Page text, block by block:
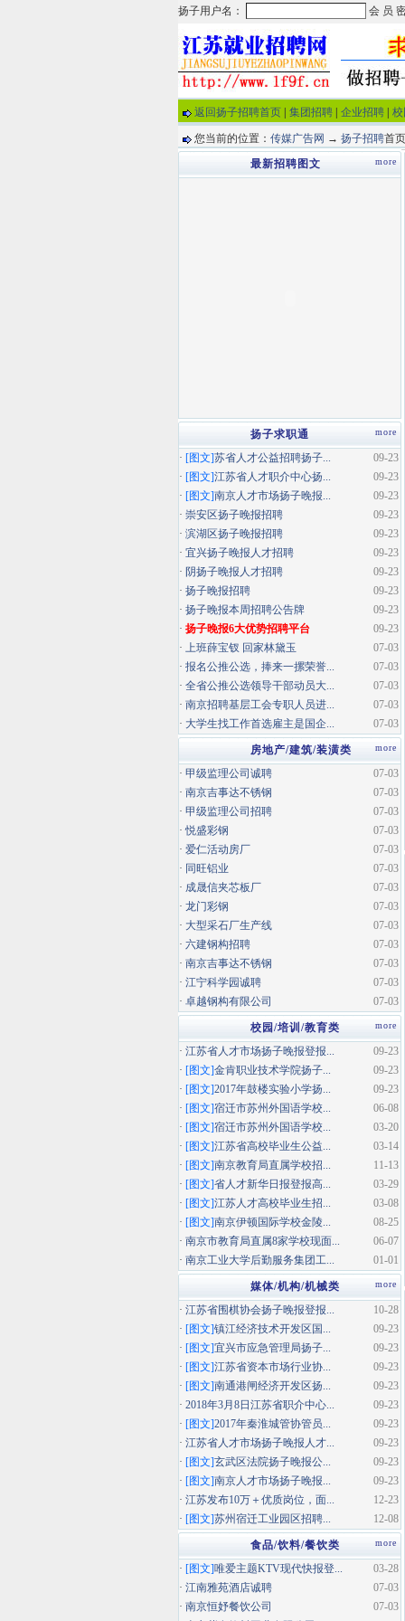
返回扬子招聘首页 集团招聘 企业招聘
您当前的位置： 传媒广告网 → 扬子招聘首
more
最新招聘图文
more
扬子求职通
09-23
· [图文]苏省人才公益招聘扬子...
09-23
· [图文]江苏省人才职介中心扬...
09-23
· [图文]南京人才市场扬子晚报...
09-23
· 崇安区扬子晚报招聘
09-23
· 滨湖区扬子晚报招聘
09-23
· 宜兴扬子晚报人才招聘
09-23
· 阴扬子晚报人才招聘
09-23
· 扬子晚报招聘
09-23
· 扬子晚报本周招聘公告牌
09-23
· 扬子晚报6大优势招聘平台
07-03
· 上班薛宝钗 回家林黛玉
07-03
· 报名公推公选，捧来一摞荣誉...
07-03
· 全省公推公选领导干部动员大...
07-03
· 南京招聘基层工会专职人员进...
07-03
· 大学生找工作首选雇主是国企...
more
房地产/建筑/装潢类
07-03
· 甲级监理公司诚聘
07-03
· 南京吉事达不锈钢
07-03
· 甲级监理公司招聘
07-03
·悦盛彩钢
07-03
· 爱仁活动房厂
07-03
· 同旺铝业
07-03
· 成晟信夹芯板厂
07-03
· 龙门彩钢
07-03
· 大型采石厂生产线
07-03
· 六建钢构招聘
07-03
· 南京吉事达不锈钢
07-03
· 江宁科学园诚聘
07-03
· 卓越钢构有限公司
more
校园/培训/教育类
09-23
· 江苏省人才市场扬子晚报登报...
09-23
· [图文]金肯职业技术学院扬子...
09-23
· [图文]2017年鼓楼实验小学扬...
06-08
· [图文]宿迁市苏州外国语学校...
03-20
· [图文]宿迁市苏州外国语学校...
03-14
· [图文]江苏省高校毕业生公益...
11-13
· [图文]南京教育局直属学校招...
03-29
· [图文]省人才新华日报登报高...
03-08
· [图文]江苏人才高校毕业生招...
08-25
· [图文]南京伊顿国际学校金陵...
06-07
· 南京市教育局直属8家学校现面...
01-01
· 南京工业大学后勤服务集团工...
more
媒体/机构/机械类
10-28
· 江苏省围棋协会扬子晚报登报...
09-23
· [图文]镇江经济技术开发区国...
09-23
· [图文]宜兴市应急管理局扬子...
09-23
· [图文]江苏省资本市场行业协...
09-23
· [图文]南通港闸经济开发区扬...
09-23
· 2018年3月8日江苏省职介中心...
09-23
· [图文]2017年秦淮城管协管员...
09-23
· 江苏省人才市场扬子晚报人才...
09-23
· [图文]玄武区法院扬子晚报公...
09-23
· [图文]南京人才市场扬子晚报...
12-23
· 江苏发布10万＋优质岗位，面...
12-08
· [图文]苏州宿迁工业园区招聘...
more
食品/饮料/餐饮类
03-28
· [图文]唯爱主题KTV现代快报登...
07-03
· 江南雅苑酒店诚聘
07-03
· 南京恒妤餐饮公司